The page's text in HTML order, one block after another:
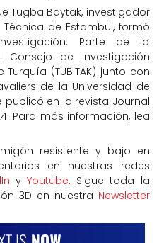
Tugba Baytak, investigador
de Estambul, formó
Parte de la
Consejo de Investigación
(TUBITAK) junto con
de la Universidad de
publicó en la revista Journal
Para más información, lea
resistente y bajo en
en nuestras redes
yYoutube. Sigue toda la
3D en nuestra Newsletter